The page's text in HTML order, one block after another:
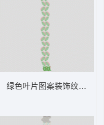
绿色叶片图案装饰纹样 窗